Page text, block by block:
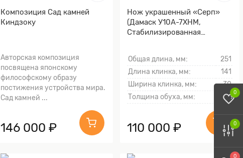
0
0
0
Композиция Сад камней
Киндзоку
Авторская композиция
посвящена японскому
философскому образу
постижения устройства мира.
Сад камней ...
146 000 ₽
Нож украшенный «Серп»
(Дамаск У10А-7ХНМ,
Стабилизированная
тыльника)
Общая длина, мм:
251
Длина клинка, мм:
141
Ширина клинка, мм:
30
Толщина обуха, мм:
2
110 000 ₽